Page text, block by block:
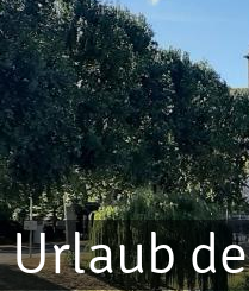
Urlaub